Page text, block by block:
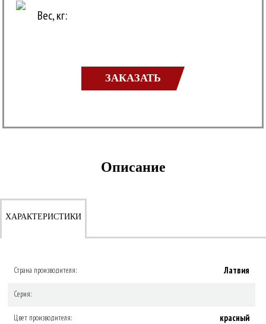
Вес, кг:
ЗАКАЗАТЬ
Описание
ХАРАКТЕРИСТИКИ
Страна производителя: Латвия
Серия:
Цвет производителя: красный